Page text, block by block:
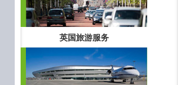
英国旅游服务